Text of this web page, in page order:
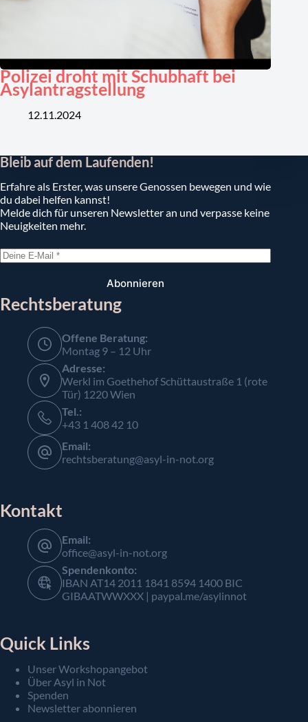
Polizei droht mit Schubhaft bei
Asylantragstellung
12.11.2024
Bleib auf dem Laufenden!
Erfahre als Erster, was unsere Genossen bewegen und wie
du dabei helfen kannst!
Melde dich für unseren Newsletter an und verpasse keine
Neuigkeiten mehr.
Abonnieren
Rechtsberatung
Offene Beratung:
Montag 9 – 12 Uhr
Adresse:
Werkl im Goethehof Schüttaustraße 1 (rote
Tür) 1220 Wien
Tel.:
+43 1 408 42 10
Email:
rechtsberatung@asyl-in-not.org
Kontakt
Email:
office@asyl-in-not.org
Spendenkonto:
IBAN AT14 2011 1841 8594 1400 BIC
GIBAATWWXXX | paypal.me/asylinnot
Quick Links
Unser Workshopangebot
Über Asyl in Not
Spenden
Newsletter abonnieren